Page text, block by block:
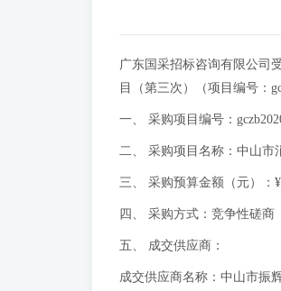
广东国采招标咨询有限公司
目（第三次）（项目编号：
一、 采购项目编号：
二、 采购项目名称：中山市
三、 采购预算金额（元）：
四、 采购方式：竞争性磋商
五、 成交供应商：
成交供应商名称：